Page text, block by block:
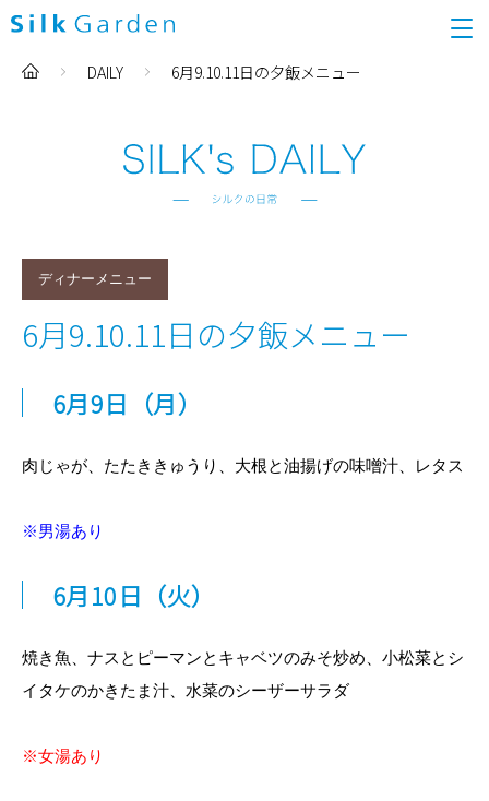
DAILY 6月9.10.11日の夕飯メニュー
ディナーメニュー
6月9.10.11日の夕飯メニュー
6月9日 （月）
肉じゃが、たたききゅうり、大根と油揚げの味噌汁、レタス
※男湯あり
6月10日 （火）
焼き魚、ナスとピーマンとキャベツのみそ炒め、小松菜とシ
イタケのかきたま汁、水菜のシーザーサラダ
※女湯あり